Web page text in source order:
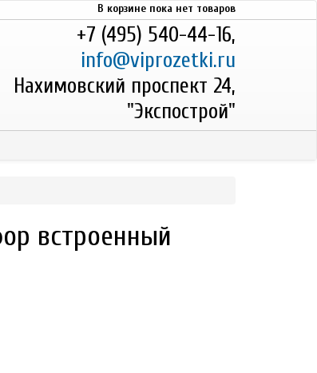
В корзине пока нет товаров
+7 (495) 540-44-16,
info@viprozetki.ru
Нахимовский проспект 24,
"Экспострой"
встроенный